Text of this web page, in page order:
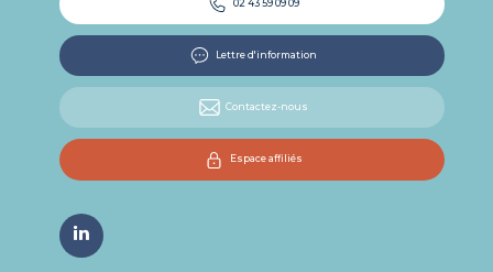
02 43 59 09 09
Lettre d'information
Contactez-nous
Espace affiliés